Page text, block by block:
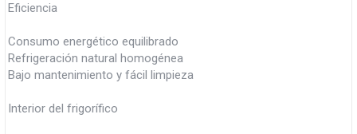
Eficiencia
Consumo energético equilibrado
Refrigeración natural homogénea
Bajo mantenimiento y fácil limpieza
Interior del frigorífico